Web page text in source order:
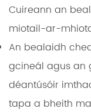
Cuireann an
miotail-ar-
An bealaidh
gcineál agus an
déantúsóir
tapa a bheith